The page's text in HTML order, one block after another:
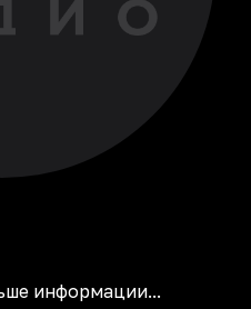
информации...